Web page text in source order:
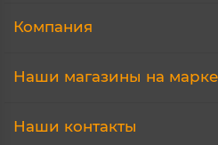
Компания
Наши магазины на
Наши контакты